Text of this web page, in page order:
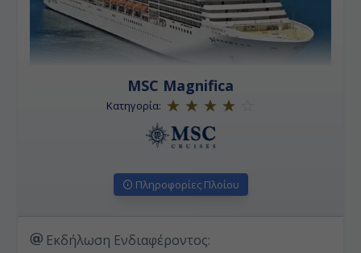
MSC Magnifica
Κατηγορία:
Πληροφορίες Πλοίου
Εκδήλωση Ενδιαφέροντος: